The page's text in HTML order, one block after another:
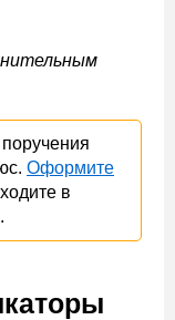
Оформите
в